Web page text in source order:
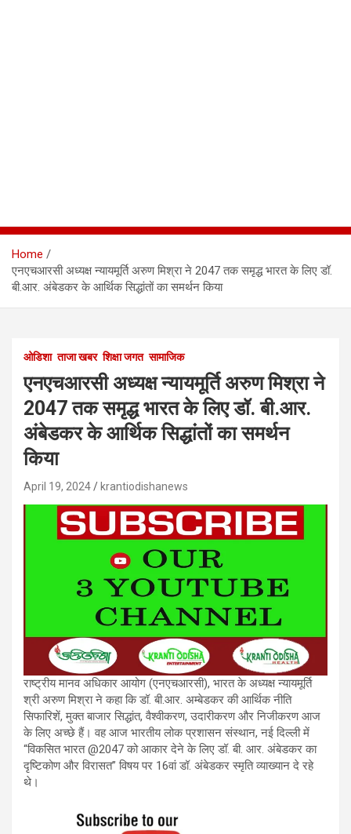
Home
एनएचआरसी अध्यक्ष न्यायमूर्ति अरुण मिश्रा ने 2047 तक समृद्ध भारत के लिए डॉ.
बी.आर. अंबेडकर के आर्थिक सिद्धांतों का समर्थन किया
ओडिशा ताजा खबर शिक्षा जगत सामाजिक
एनएचआरसी अध्यक्ष न्यायमूर्ति अरुण मिश्रा ने
2047 तक समृद्ध भारत के लिए डॉ. बी.आर.
अंबेडकर के आर्थिक सिद्धांतों का समर्थन
किया
April 19, 2024 krantiodishanews
राष्ट्रीय मानव अधिकार आयोग (एनएचआरसी), भारत के अध्यक्ष न्यायमूर्ति
श्री अरुण मिश्रा ने कहा कि डॉ. बी.आर. अम्बेडकर की आर्थिक नीति
सिफारिशें, मुक्त बाजार सिद्धांत, वैश्वीकरण, उदारीकरण और निजीकरण आज
के लिए अच्छे हैं। वह आज भारतीय लोक प्रशासन संस्थान, नई दिल्ली में
“विकसित भारत @2047 को आकार देने के लिए डॉ. बी. आर. अंबेडकर का
दृष्टिकोण और विरासत” विषय पर 16वां डॉ. अंबेडकर स्मृति व्याख्यान दे रहे
थे।